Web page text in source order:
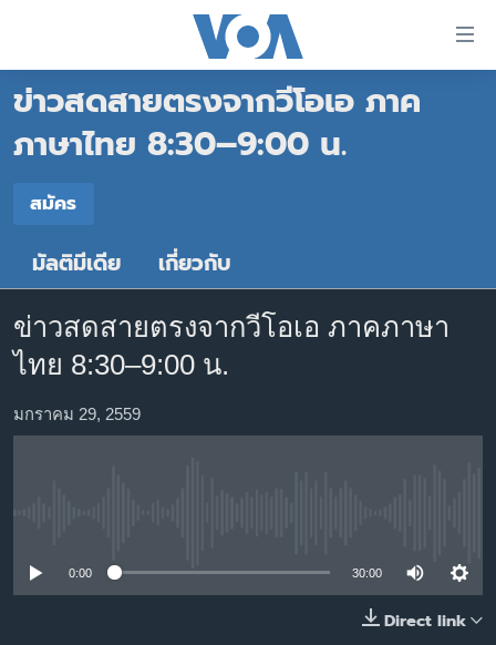
ต่อ
ไป
หลัก
หน้า
หลัก
ข้าม
ไป
การ
หน้าหลัก
โลก
เอเชีย
ไทย
ธุรกิจ
วิทยาศาสตร์
ไลฟ์สไตล์
ข่าวสดสายตรงจากวีโอเอ ภาค
ภาษาไทย 8:30–9:00 น.
สมัคร
สมัคร
มัลติมีเดีย เกี่ยวกับ
ข่าวสดสายตรงจากวีโอเอ ภาคภาษา
ไทย 8:30–9:00 น.
มกราคม 29, 2559
0:00 30:00
Direct link